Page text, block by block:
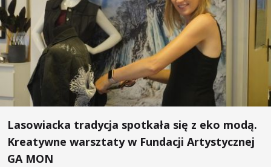
Lasowiacka tradycja spotkała się z eko modą.
Kreatywne warsztaty w Fundacji Artystycznej
GA MON